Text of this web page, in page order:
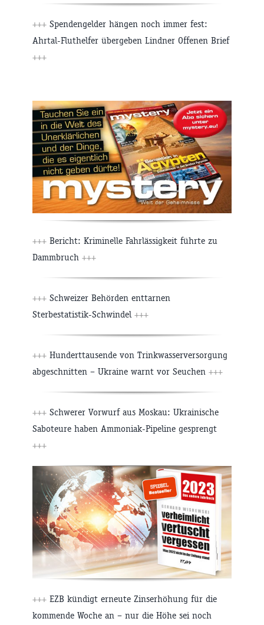
+++ Spendengelder hängen noch immer fest:
Ahrtal-Fluthelfer übergeben Lindner Offenen Brief
+++
+++ Bericht: Kriminelle Fahrlässigkeit führte zu
Dammbruch +++
+++ Schweizer Behörden enttarnen
Sterbestatistik-Schwindel +++
+++ Hunderttausende von Trinkwasserversorgung
abgeschnitten – Ukraine warnt vor Seuchen +++
+++ Schwerer Vorwurf aus Moskau: Ukrainische
Saboteure haben Ammoniak-Pipeline gesprengt
+++
+++ EZB kündigt erneute Zinserhöhung für die
kommende Woche an – nur die Höhe sei noch